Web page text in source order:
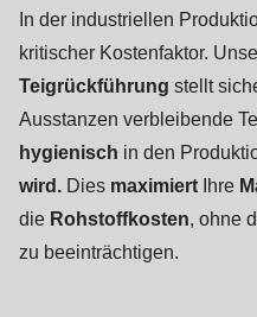
In der industriellen
kritischer Kostenfaktor.
Teigrückführung stellt
Ausstanzen verbleibende
hygienisch in den
wird. Dies maximiert Ihre
die Rohstoffkosten, ohne
zu beeinträchtigen.